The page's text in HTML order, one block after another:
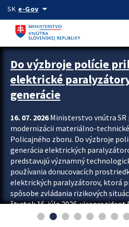
Preskocit na hlavný obsah
SK e-Govarrow_drop_down
Zastavit automatický posun upútavok
Do výzbroje polície
elektrické
generácie
16. 07. 2026Ministerstvo vnútra SR
modernizácii materiálno-
Policajného zboru. Do výzbroje
generácia elektrických
predstavujú významný
používania donucovacích
elektrických paralyzátorov, ktorá
spôsobe zvládania rizikových
štvrtok 16. júla 2026 viceprezident
Rastislav Polakovič a riaditeľ odboru